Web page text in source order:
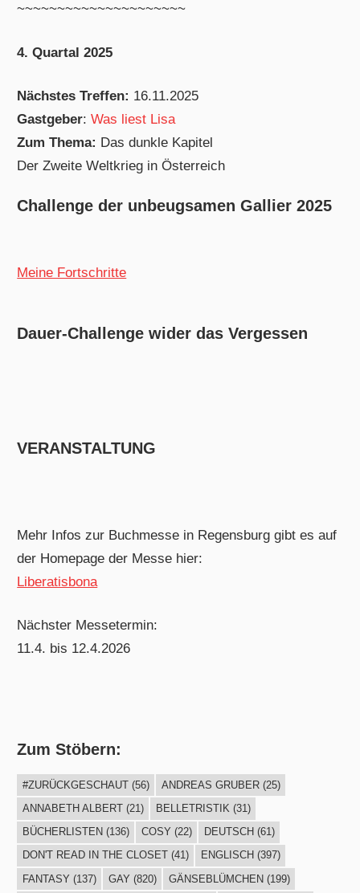
~~~~~~~~~~~~~~~~~~~~~
4. Quartal 2025
Nächstes Treffen: 16.11.2025
Gastgeber:Was liest Lisa
Zum Thema: Das dunkle Kapitel
Der Zweite Weltkrieg in Österreich
Challenge der unbeugsamen Gallier 2025
Meine Fortschritte
Dauer-Challenge wider das Vergessen
VERANSTALTUNG
Mehr Infos zur Buchmesse in Regensburg gibt es auf
der Homepage der Messe hier:
Liberatisbona
Nächster Messetermin:
11.4. bis 12.4.2026
Zum Stöbern:
#ZURÜCKGESCHAUT(56) ANDREAS GRUBER(25)
ANNABETH ALBERT(21) BELLETRISTIK(31)
BÜCHERLISTEN (136) COSY (22) DEUTSCH (61)
DON'T READ IN THE CLOSET(41) ENGLISCH (397)
FANTASY (137) GAY (820) GÄNSEBLÜMCHEN(199)